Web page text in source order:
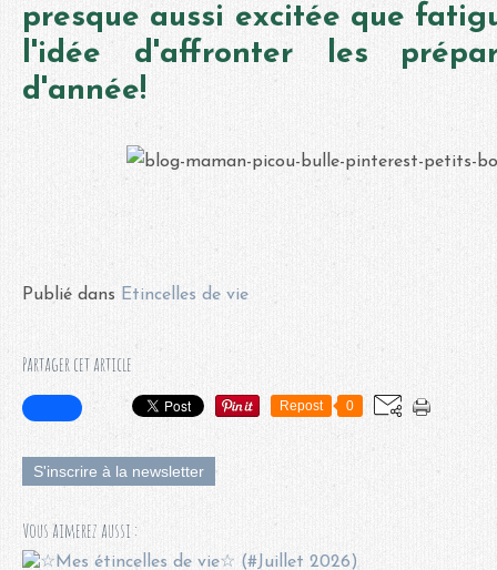
presque aussi excitée que
l'idée d'affronter les
d'année!
Publié dans Etincelles de vie
Partager cet article
Repost 0
S'inscrire à la newsletter
Vous aimerez aussi :